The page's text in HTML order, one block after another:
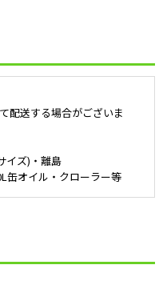
配送する場合がございま
イズ)・離島
缶オイル・クローラー等